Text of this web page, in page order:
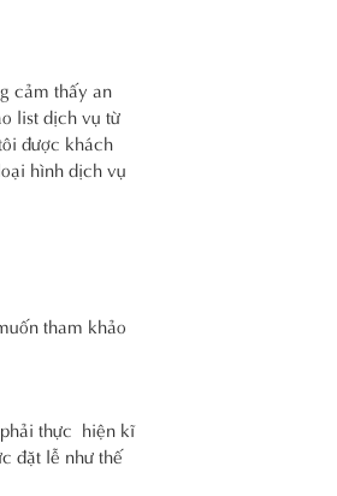
cảm thấy an
list dịch vụ từ
được khách
hình dịch vụ
tham khảo
thực hiện kĩ
đặt lễ như thế